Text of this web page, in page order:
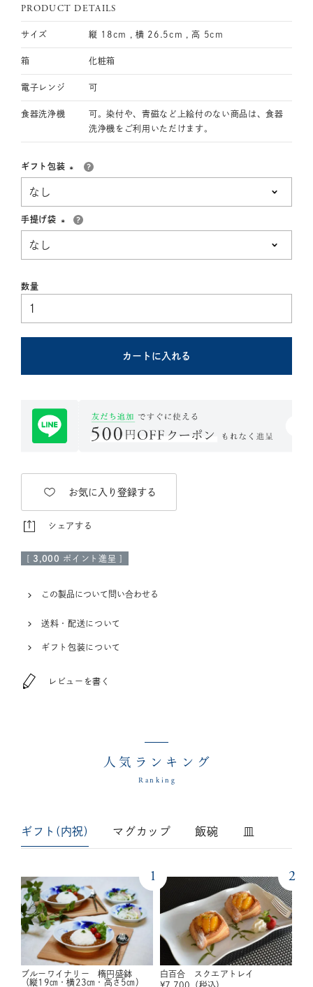
PRODUCT DETAILS
サイズ 縦 18cm , 横 26.5cm , 高 5cm
箱 化粧箱
電子レンジ 可
食器洗浄機
可。染付や、青磁など上絵付のない商品は、食器
洗浄機をご利用いただけます。
ギフト包装
手提げ袋
カートに入れる
お気に入り登録する
シェアする
3,000 ポイント進呈 ]
この製品について問い合わせる
送料・配送について
ギフト包装について
レビューを書く
人気ランキング
Ranking
ギフト(内祝) マグカップ 飯碗 皿
1
ブルーワイナリー 楕円盛鉢
（縦19㎝・横23㎝・高さ5㎝）
2
白百合 スクエアトレイ
¥7,700 （税込）